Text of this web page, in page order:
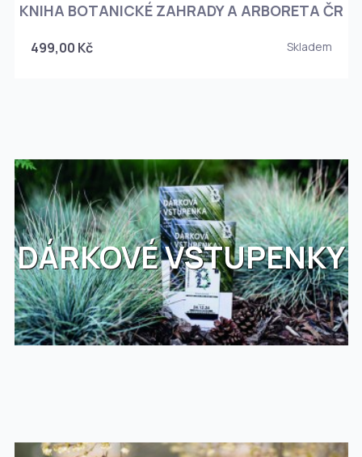
KNIHA BOTANICKÉ ZAHRADY A ARBORETA ČR
499,00 Kč Skladem
DÁRKOVÉ VSTUPENKY